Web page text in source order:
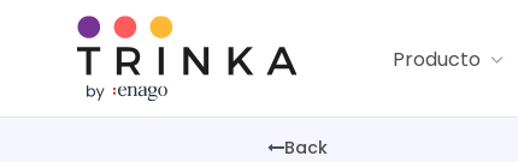
Producto
Back